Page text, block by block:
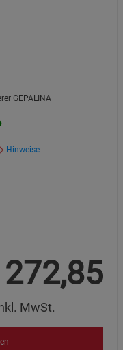
GEPALINA
Hinweise
272,85
MwSt.